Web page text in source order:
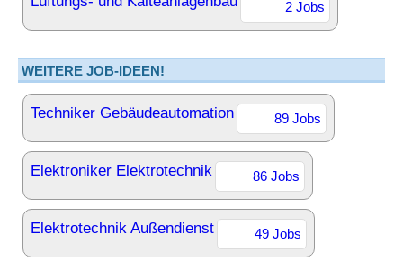
2 Jobs
WEITERE JOB-IDEEN!
Techniker Gebäudeautomation 89 Jobs
Elektroniker Elektrotechnik 86 Jobs
Elektrotechnik Außendienst 49 Jobs